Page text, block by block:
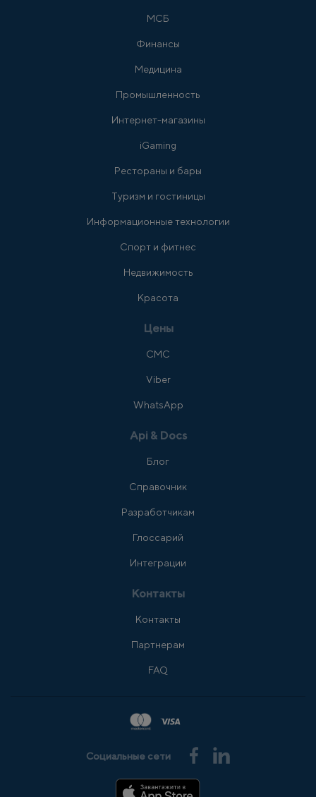
МСБ
Финансы
Медицина
Промышленность
Интернет-магазины
iGaming
Рестораны и бары
Туризм и гостиницы
Информационные технологии
Спорт и фитнес
Недвижимость
Красота
Цены
СМС
Viber
WhatsApp
Api & Docs
Блог
Справочник
Разработчикам
Глоссарий
Интеграции
Контакты
Контакты
Партнерам
FAQ
Социальные сети